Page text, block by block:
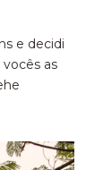
e decidi
as